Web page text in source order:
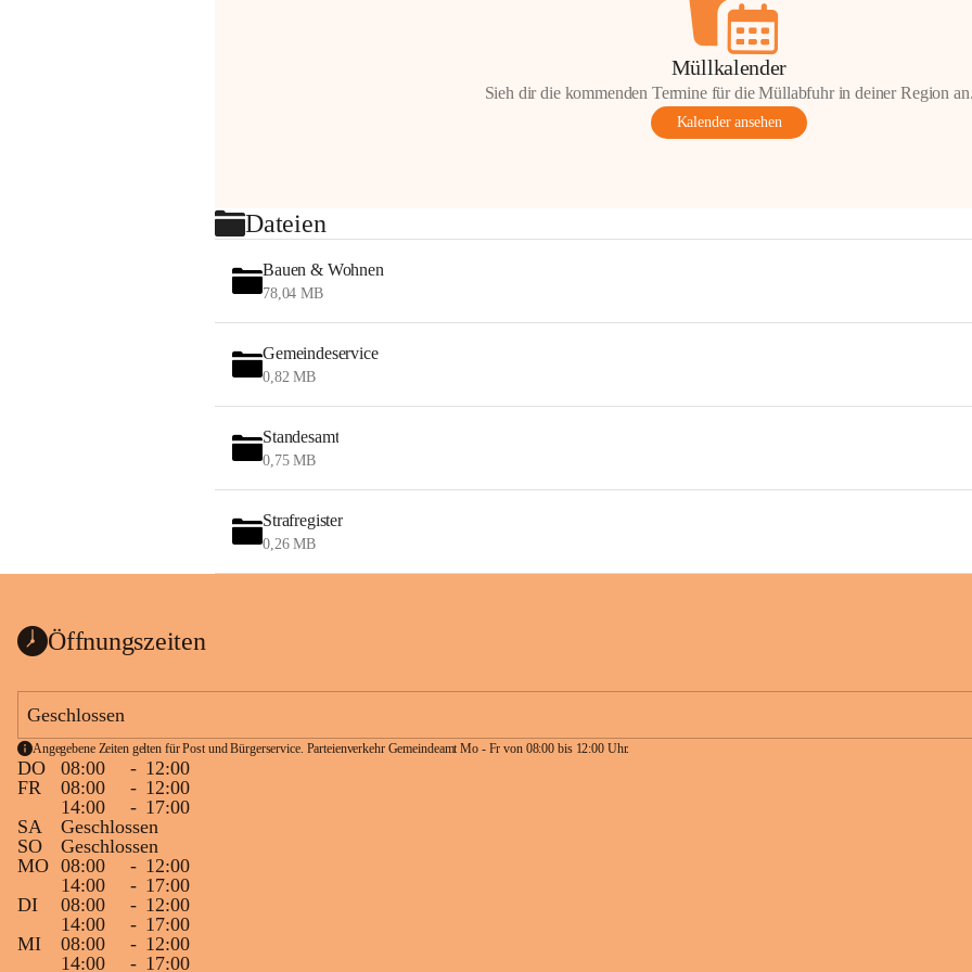
Müllkalender
Sieh dir die kommenden Termine für die Müllabfuhr in deiner Region
Kalender ansehen
Dateien
Bauen & Wohnen
78,04 MB
Gemeindeservice
0,82 MB
Standesamt
0,75 MB
Strafregister
0,26 MB
Öffnungszeiten
Geschlossen
Angegebene Zeiten gelten für Post und Bürgerservice. Parteienverkehr Gemeindeamt Mo - Fr von 08:00 bis 12:00 Uhr.
DO 08:00 - 12:00
FR
08:00 - 12:00
14:00
- 17:00
SA
Geschlossen
SO
Geschlossen
MO 08:00 - 12:00
14:00
- 17:00
DI
08:00 - 12:00
14:00
- 17:00
MI
08:00 - 12:00
14:00
- 17:00